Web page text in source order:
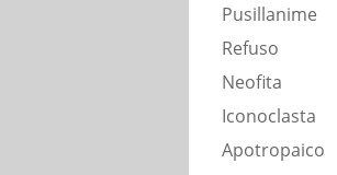
Pusillanime
Refuso
Neofita
Iconoclasta
Apotropaico